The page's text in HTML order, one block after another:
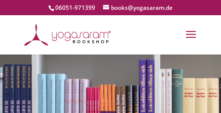
06051-971399 books@yogasaram.de